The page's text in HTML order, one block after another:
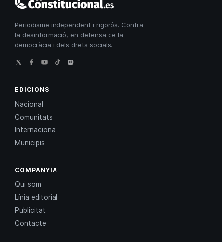
Constitucional
Periodisme independent i rigorós. Contra
la desinformació, en defensa de la
democràcia i dels drets socials.
EDICIONS
Nacional
Comunitats
Internacional
Municipis
COMPANYIA
Qui som
Línia editorial
Publicitat
Contacte